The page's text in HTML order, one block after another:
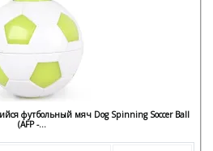
футбольный мяч Dog Spinning Soccer Ball
(AFP -...